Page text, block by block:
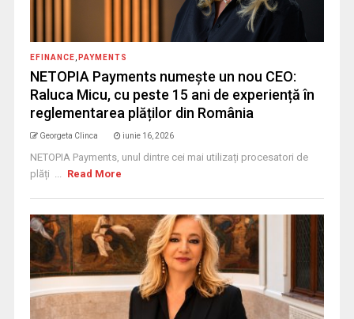
EFINANCE PAYMENTS
NETOPIA Payments numește un nou CEO:
Raluca Micu, cu peste 15 ani de experiență în
reglementarea plăților din România
Georgeta Clinca iunie 16, 2026
NETOPIA Payments, unul dintre cei mai utilizați procesatori de
plăți ... Read More